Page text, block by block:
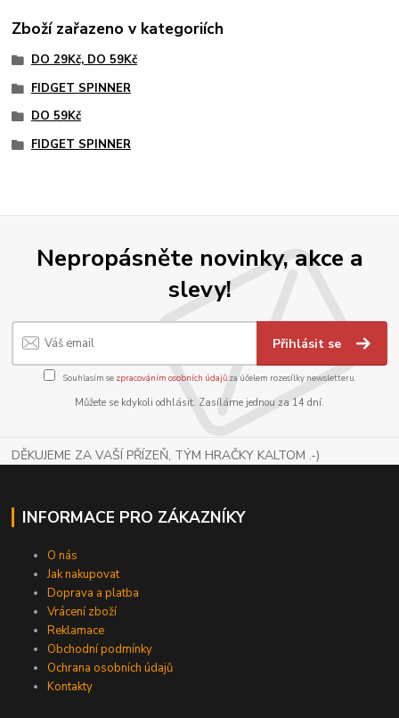
Zboží zařazeno v kategoriích
DO 29Kč, DO 59Kč
FIDGET SPINNER
DO 59Kč
FIDGET SPINNER
Nepropásněte novinky, akce a
slevy!
Přihlásit se
Souhlasím se zpracováním osobních údajůza účelem rozesílky newsletteru.
Můžete se kdykoli odhlásit. Zasíláme jednou za 14 dní.
DĚKUJEME ZA VAŠÍ PŘÍZEŇ, TÝM HRAČKY KALTOM .-)
INFORMACE PRO ZÁKAZNÍKY
O nás
Jak nakupovat
Doprava a platba
Vrácení zboží
Reklamace
Obchodní podmínky
Ochrana osobních údajů
Kontakty